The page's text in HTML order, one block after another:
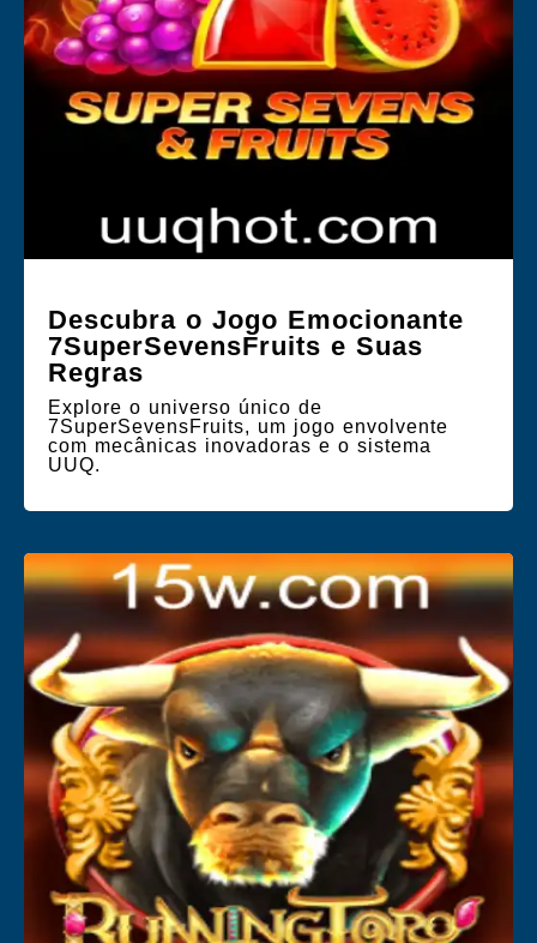
Descubra o Jogo Emocionante
7SuperSevensFruits e Suas
Regras
Explore o universo único de
7SuperSevensFruits, um jogo envolvente
com mecânicas inovadoras e o sistema
UUQ.